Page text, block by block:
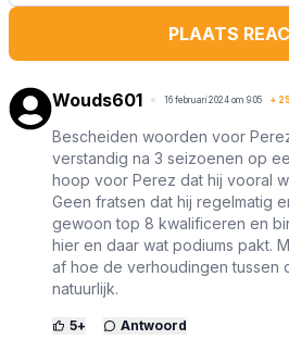
PLAATS
Wouds601 16 februari 2024 om 9:05 +
Bescheiden woorden voor
verstandig na 3 seizoenen op
hoop voor Perez dat hij vooral
Geen fratsen dat hij regelmatig
gewoon top 8 kwalificeren en
hier en daar wat podiums pakt.
af hoe de verhoudingen tussen
natuurlijk.
5+ Antwoord